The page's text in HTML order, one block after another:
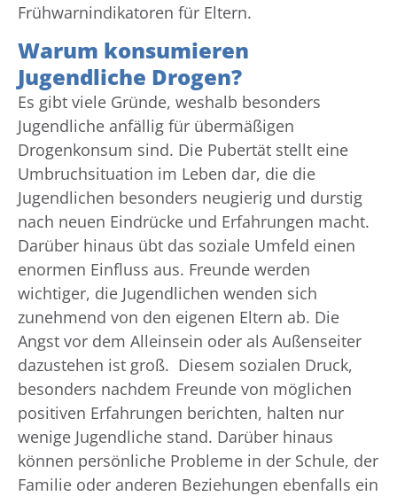
Frühwarnindikatoren für Eltern.
Warum konsumieren
Jugendliche Drogen?
Es gibt viele Gründe, weshalb besonders
Jugendliche anfällig für übermäßigen
Drogenkonsum sind. Die Pubertät stellt eine
Umbruchsituation im Leben dar, die die
Jugendlichen besonders neugierig und durstig
nach neuen Eindrücke und Erfahrungen macht.
Darüber hinaus übt das soziale Umfeld einen
enormen Einfluss aus. Freunde werden
wichtiger, die Jugendlichen wenden sich
zunehmend von den eigenen Eltern ab. Die
Angst vor dem Alleinsein oder als Außenseiter
dazustehen ist groß. Diesem sozialen Druck,
besonders nachdem Freunde von möglichen
positiven Erfahrungen berichten, halten nur
wenige Jugendliche stand. Darüber hinaus
können persönliche Probleme in der Schule, der
Familie oder anderen Beziehungen ebenfalls ein